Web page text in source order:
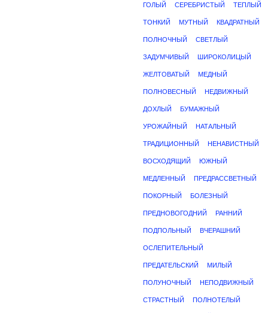
ГОЛЫЙ СЕРЕБРИСТЫЙ ТЕПЛЫЙ
ТОНКИЙ МУТНЫЙ КВАДРАТНЫЙ
ПОЛНОЧНЫЙ СВЕТЛЫЙ
ЗАДУМЧИВЫЙ ШИРОКОЛИЦЫЙ
ЖЕЛТОВАТЫЙ МЕДНЫЙ
ПОЛНОВЕСНЫЙ НЕДВИЖНЫЙ
ДОХЛЫЙ БУМАЖНЫЙ
УРОЖАЙНЫЙ НАТАЛЬНЫЙ
ТРАДИЦИОННЫЙ НЕНАВИСТНЫЙ
ВОСХОДЯЩИЙ ЮЖНЫЙ
МЕДЛЕННЫЙ ПРЕДРАССВЕТНЫЙ
ПОКОРНЫЙ БОЛЕЗНЫЙ
ПРЕДНОВОГОДНИЙ РАННИЙ
ПОДПОЛЬНЫЙ ВЧЕРАШНИЙ
ОСЛЕПИТЕЛЬНЫЙ
ПРЕДАТЕЛЬСКИЙ МИЛЫЙ
ПОЛУНОЧНЫЙ НЕПОДВИЖНЫЙ
СТРАСТНЫЙ ПОЛНОТЕЛЫЙ